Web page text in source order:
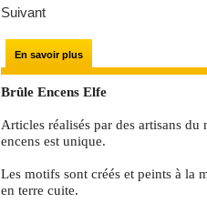
Suivant
En savoir plus
Brûle Encens Elfe
Articles réalisés par des artisans
encens est unique.
Les motifs sont créés et peints à la
en terre cuite.